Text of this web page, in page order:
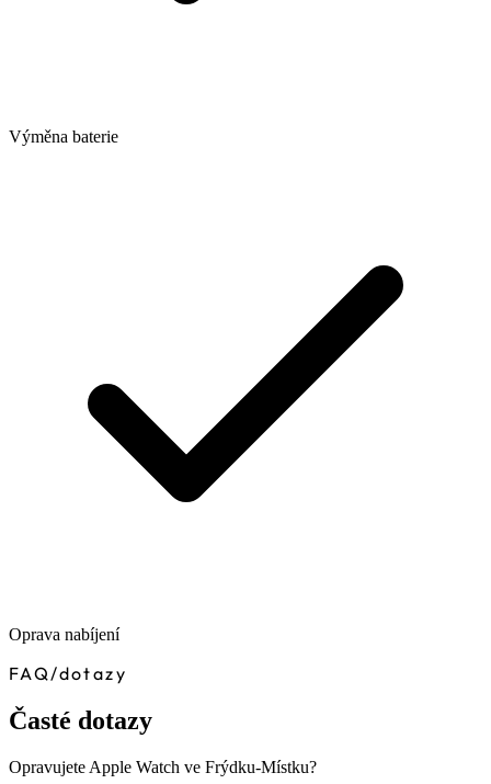
Výměna baterie
Oprava nabíjení
FAQ/dotazy
Časté dotazy
Opravujete Apple Watch ve Frýdku-Místku?